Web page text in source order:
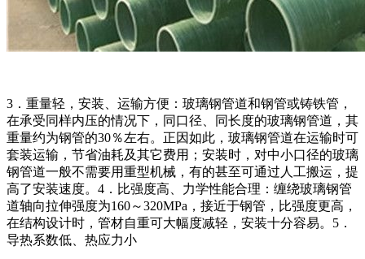
3．重量轻，安装、运输方便：玻璃钢管道和钢管或铸铁管，
在承受同样内压的情况下，同口径、同长度的玻璃钢管道，其
重量约为钢管的30％左右。正因如此，玻璃钢管道在运输时可
套装运输，节省油耗及其它费用；安装时，对中小口径的玻璃
钢管道一般不需要用重型机械，有的甚至可通过人工搬运，提
高了安装速度。4．比强度高、力学性能合理：缠绕玻璃钢管
道轴向拉伸强度为160～320MPa，接近于钢管，比强度更高，
在结构设计时，管材自重可大幅度减轻，安装十分容易。5．
导热系数低、热应力小